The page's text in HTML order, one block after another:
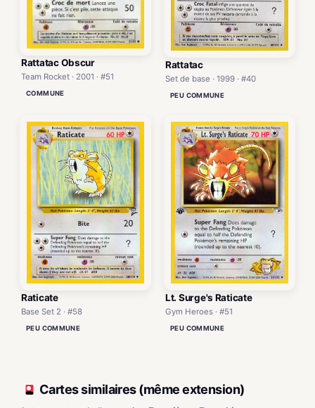
Rattatac Obscur
Team Rocket · 2001 · #51
COMMUNE
Rattatac
Set de base · 1999 · #40
PEU COMMUNE
Raticate
Base Set 2 · #58
PEU COMMUNE
Lt. Surge's Raticate
Gym Heroes · #51
PEU COMMUNE
Cartes similaires (même extension)